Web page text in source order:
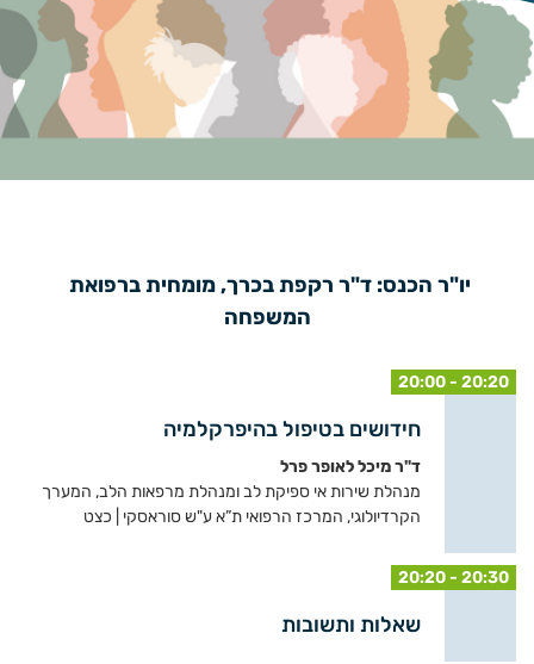
המשפחה
20:00 - 20:20
חידושים בטיפול בהיפרקלמיה
ד"ר מיכל לאופר פרל
מנהלת שירות אי ספיקת לב ומנהלת מרפאות הלב, המערך
הקרדיולוגי, המרכז הרפואי ת”א ע"ש סוראסקי | כצט
20:20 - 20:30
שאלות ותשובות